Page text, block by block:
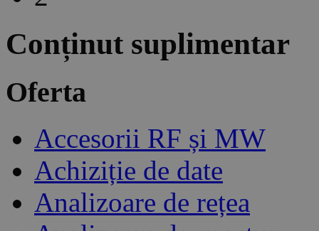
Conținut suplimentar
Oferta
Accesorii RF și MW
Achiziție de date
Analizoare de rețea